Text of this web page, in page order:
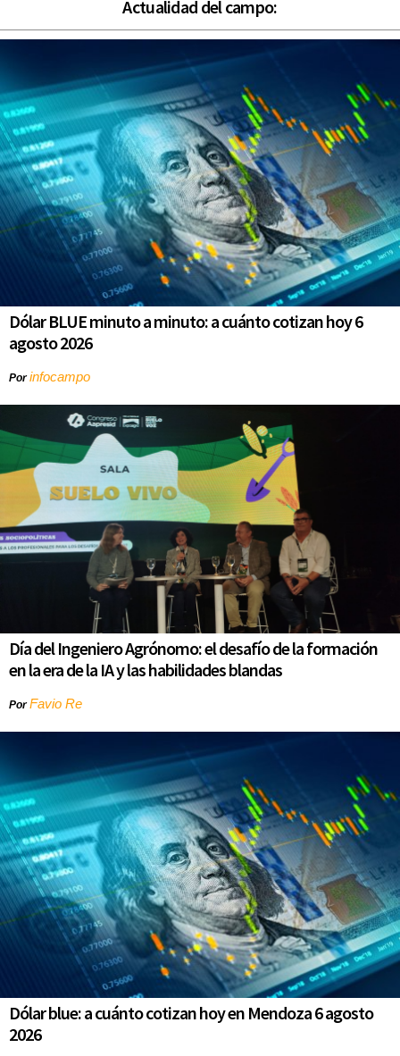
Actualidad del campo:
Dólar BLUE minuto a minuto: a cuánto cotizan hoy 6
agosto 2026
Porinfocampo
Día del Ingeniero Agrónomo: el desafío de la formación
en la era de la IA y las habilidades blandas
PorFavio Re
Dólar blue: a cuánto cotizan hoy en Mendoza 6 agosto
2026